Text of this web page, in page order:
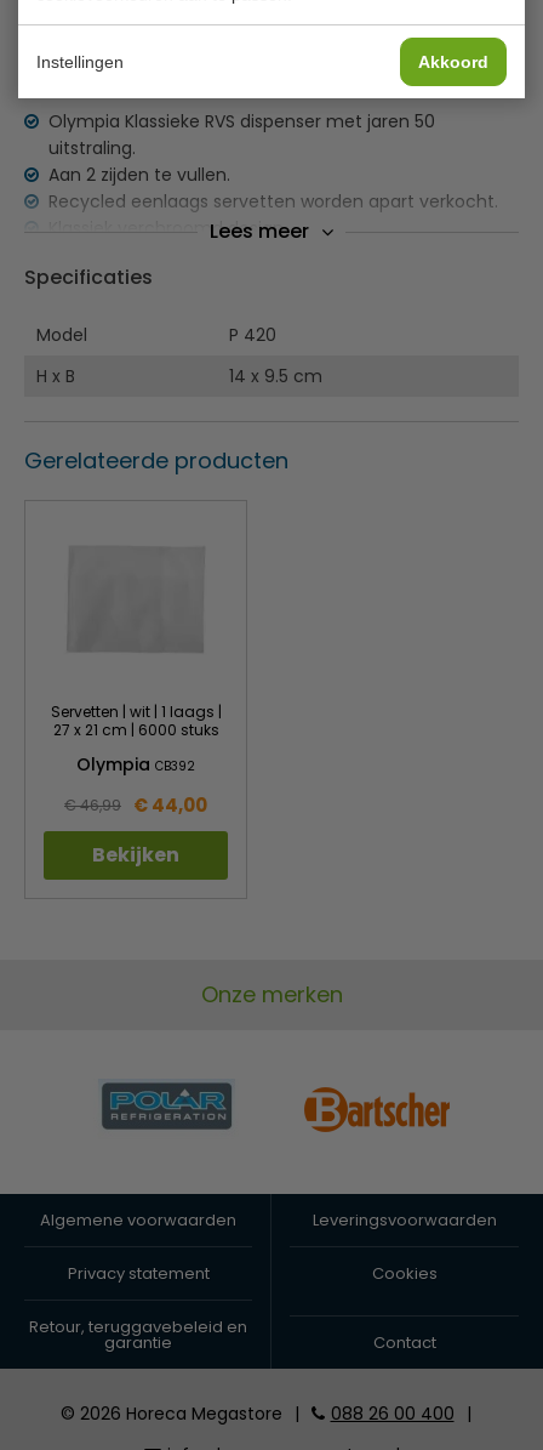
Instellingen Akkoord
Ideaal voor op tafel maar ook voor de horeca met take -
away mogelijkheid.
Voor CB392 servetten.
Olympia Klassieke RVS dispenser met jaren 50
uitstraling.
Aan 2 zijden te vullen.
Recycled eenlaags servetten worden apart verkocht.
Klassiek verchroomd design
Eenvoudig schoon te maken en te onderhouden
Lees meer
Specificaties
Model
P 420
H x B
14 x 9.5 cm
Gerelateerde producten
Servetten | wit | 1 laags |
27 x 21 cm | 6000 stuks
Olympia CB392
€ 46,99 € 44,00
Bekijken
Onze merken
Algemene voorwaarden Leveringsvoorwaarden
Privacy statement Cookies
Retour, teruggavebeleid en
garantie Contact
© 2026 Horeca Megastore | 088 26 00 400
|